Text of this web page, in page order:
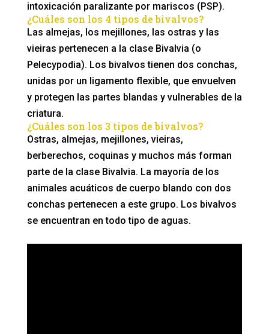
intoxicación paralizante por mariscos (PSP).
¿Cuáles son los 4 tipos de bivalvos?
Las almejas, los mejillones, las ostras y las
vieiras pertenecen a la clase Bivalvia (o
Pelecypodia). Los bivalvos tienen dos conchas,
unidas por un ligamento flexible, que envuelven
y protegen las partes blandas y vulnerables de la
criatura.
¿Cuáles son los 3 tipos de bivalvos?
Ostras, almejas, mejillones, vieiras,
berberechos, coquinas y muchos más forman
parte de la clase Bivalvia. La mayoría de los
animales acuáticos de cuerpo blando con dos
conchas pertenecen a este grupo. Los bivalvos
se encuentran en todo tipo de aguas.